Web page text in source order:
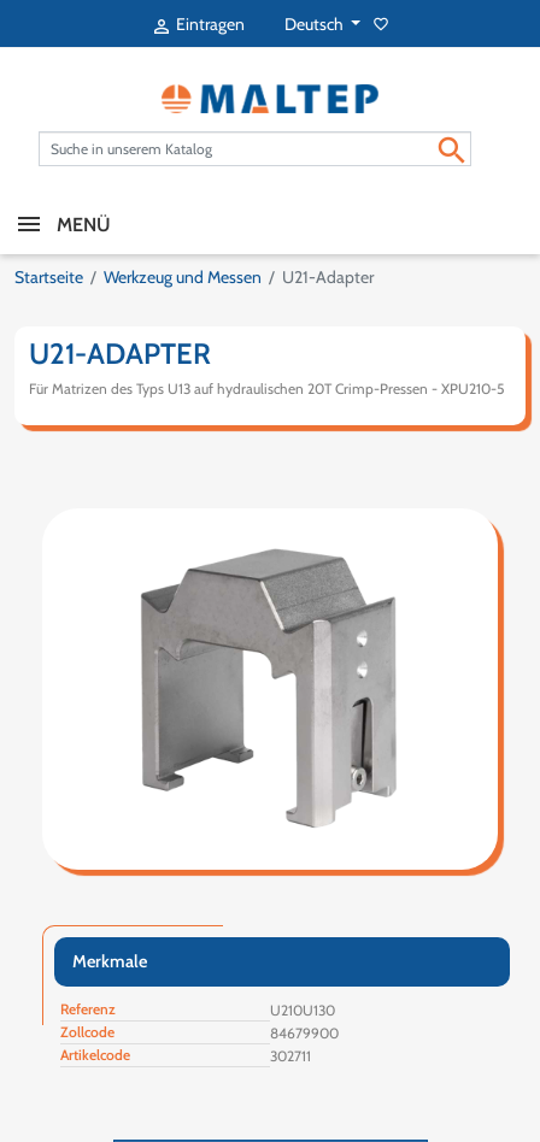
 Eintragen Deutsch favorite_border

MENÜ
Startseite Werkzeug und Messen U21-Adapter
U21-ADAPTER
Für Matrizen des Typs U13 auf hydraulischen 20T Crimp-Pressen - XPU210-5
Merkmale
Referenz
U210U130
Zollcode
84679900
Artikelcode
302711